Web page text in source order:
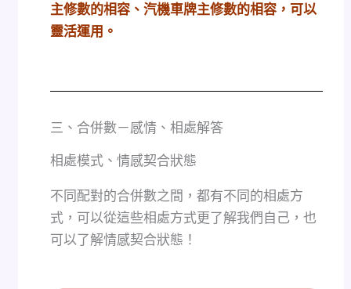
主修數的相容、汽機車牌主修數的相容，可以
靈活運用。
三、合併數－感情、相處解答
相處模式、情感契合狀態
不同配對的合併數之間，都有不同的相處方
式，可以從這些相處方式更了解我們自己，也
可以了解情感契合狀態！